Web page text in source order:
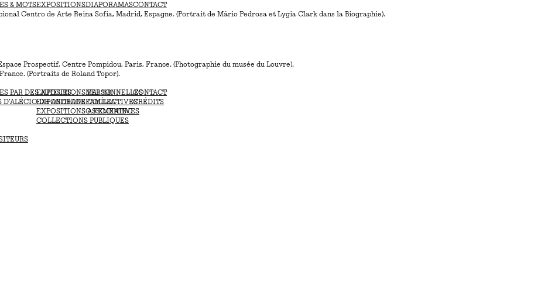
& MOTS
PAR DES AUTEURS
D’ALÉCIO DE ANDRADE
EXPOSITIONS
EXPOSITIONS PERSONNELLES
EXPOSITIONS COLLECTIVES
EXPOSITIONS ASSOCIATIVES
COLLECTIONS PUBLIQUES
DIAPORAMAS
MAI ‘68
FAMÍLIA
O FEMENINO
CONTACT
CONTACT
CRÉDITS
(Portrait de Roland Topor dans la Biographie).
Centro de Arte Reina Sofía, Madrid, Espagne. (Portrait de Mário Pedrosa et Lygia Clark dans la Biographie).
Prospectif, Centre Pompidou, Paris, France. (Photographie du musée du Louvre).
(Portraits de Roland Topor).